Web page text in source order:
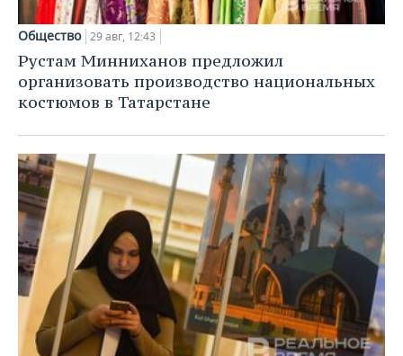
Общество 29 авг, 12:43
Рустам Минниханов предложил
организовать производство национальных
костюмов в Татарстане